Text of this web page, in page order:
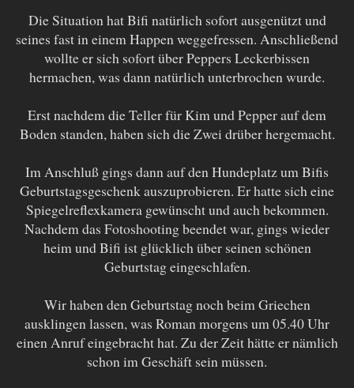
Die Situation hat Bifi natürlich sofort ausgenützt und
seines fast in einem Happen weggefressen. Anschließend
wollte er sich sofort über Peppers Leckerbissen
hermachen, was dann natürlich unterbrochen wurde.
Erst nachdem die Teller für Kim und Pepper auf dem
Boden standen, haben sich die Zwei drüber hergemacht.
Im Anschluß gings dann auf den Hundeplatz um Bifis
Geburtstagsgeschenk auszuprobieren. Er hatte sich eine
Spiegelreflexkamera gewünscht und auch bekommen.
Nachdem das Fotoshooting beendet war, gings wieder
heim und Bifi ist glücklich über seinen schönen
Geburtstag eingeschlafen.
Wir haben den Geburtstag noch beim Griechen
ausklingen lassen, was Roman morgens um 05.40 Uhr
einen Anruf eingebracht hat. Zu der Zeit hätte er nämlich
schon im Geschäft sein müssen.